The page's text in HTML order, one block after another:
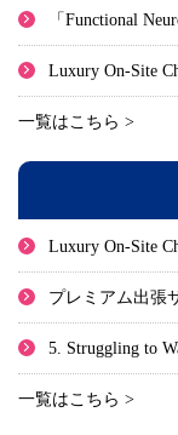
「Functional
Luxury On-Site
一覧はこちら >
Luxury On-Site
プレミアム出張
5. Struggling to
一覧はこちら >